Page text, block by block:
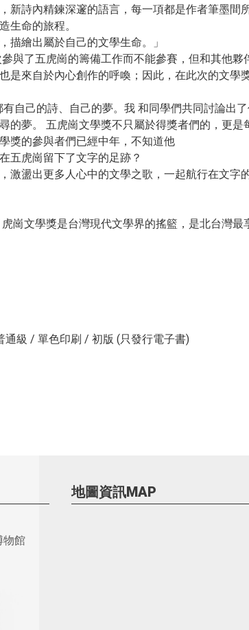
新詩內精鍊深邃的語言，每一項都是作者筆墨
生命的旅程。
描繪出屬於自己的文學生命。」
與了五虎崗的籌備工作而不能參賽，但和其他
是來自於內心創作的呼喚；因此，在此次的文
自己的詩、自己的夢。我 和同學們共同討論出
夢。 五虎崗文學獎不只屬於得獎者們的，更是
獎的參與者們已經中年，不知道他
五虎崗留下了文字的足跡？
激盪出更多人心中的文學之歌，一起航行在文
學獎是台灣現代文學界的搖籃，是北台灣最
級 / 單色印刷 / 初版 (只發行電子書)
物館
地圖資訊MAP